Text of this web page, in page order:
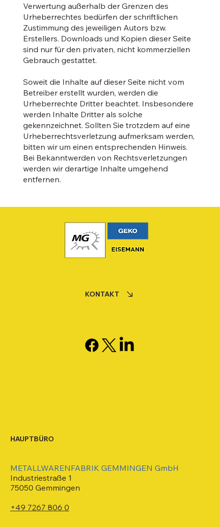
Verwertung außerhalb der Grenzen des
Urheberrechtes bedürfen der schriftlichen
Zustimmung des jeweiligen Autors bzw.
Erstellers. Downloads und Kopien dieser Seite
sind nur für den privaten, nicht kommerziellen
Gebrauch gestattet.
Soweit die Inhalte auf dieser Seite nicht vom
Betreiber erstellt wurden, werden die
Urheberrechte Dritter beachtet. Insbesondere
werden Inhalte Dritter als solche
gekennzeichnet. Sollten Sie trotzdem auf eine
Urheberrechtsverletzung aufmerksam werden,
bitten wir um einen entsprechenden Hinweis.
Bei Bekanntwerden von Rechtsverletzungen
werden wir derartige Inhalte umgehend
entfernen.
KONTAKT
METALLWARENFABRIK GEMMINGEN GmbH
Industriestraße 1
75050 Gemmingen
+49 7267 806 0
HAUPTBÜRO